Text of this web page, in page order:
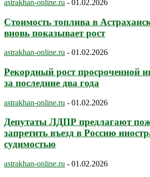
astrakhan-online.ru - 01.02.2026
Стоимость топлива в
вновь показывает рост
astrakhan-online.ru - 01.02.2026
Рекордный рост просроченной
за последние два года
astrakhan-online.ru - 01.02.2026
Депутаты ЛДПР предлагают
запретить въезд в Россию
судимостью
astrakhan-online.ru - 01.02.2026